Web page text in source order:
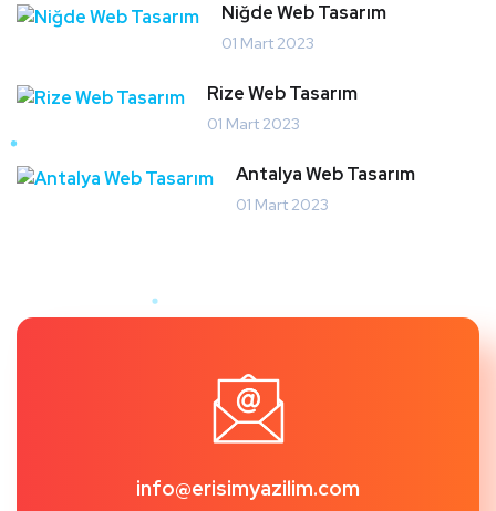
Niğde Web Tasarım
01 Mart 2023
Rize Web Tasarım
01 Mart 2023
Antalya Web Tasarım
01 Mart 2023
info@erisimyazilim.com